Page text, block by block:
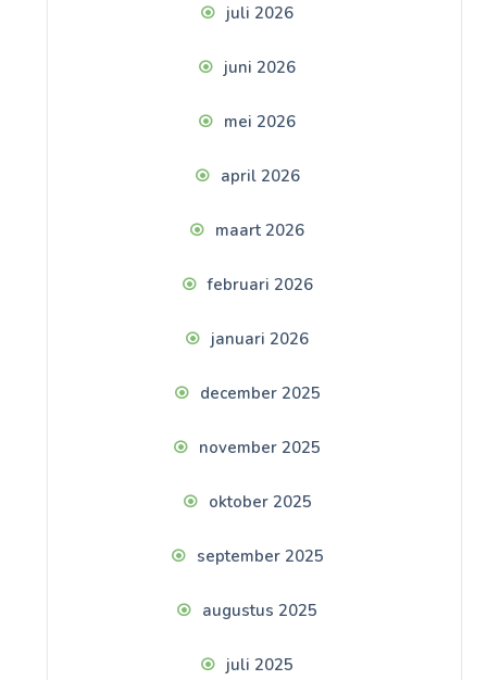
juli 2026
juni 2026
mei 2026
april 2026
maart 2026
februari 2026
januari 2026
december 2025
november 2025
oktober 2025
september 2025
augustus 2025
juli 2025